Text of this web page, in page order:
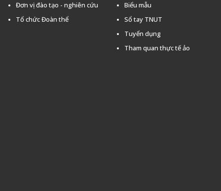
Đơn vị đào tạo - nghiên cứu
Tổ chức Đoàn thể
Biểu mẫu
Sổ tay TNUT
Tuyển dụng
Tham quan thực tế ảo